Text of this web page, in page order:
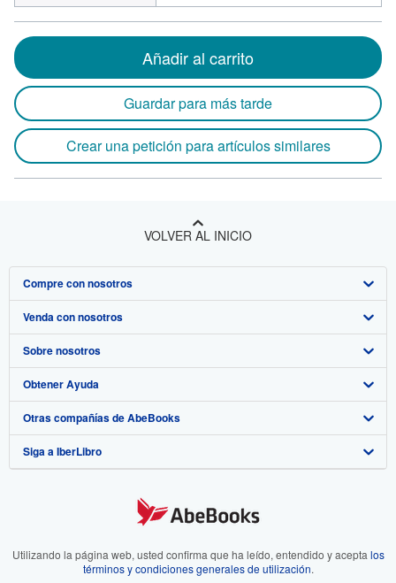
Añadir al carrito
Guardar para más tarde
Crear una petición para artículos similares
VOLVER AL INICIO
Compre con nosotros
Búsqueda avanzada
Colecciones
Mi cuenta
Mis pedidos
Ver carrito
Venda con nosotros
Comenzar a vender
Únase a nuestro programa de afiliados
Recomiende un vendedor
Sobre nosotros
Sobre IberLibro
Medios
Empleo
Preferencias de cookies
Aviso de cookies
Obtener Ayuda
Preguntas frecuentes y guías
Atención al Cliente
Otras compañías de AbeBooks
AbeBooks.com
AbeBooks.fr
Siga a IberLibro
Utilizando la página web, usted confirma que ha leído, entendido y acepta los
términos y condiciones generales de utilización.